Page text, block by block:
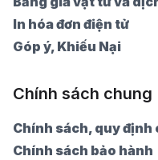
In hóa đơn điện tử
Góp ý, Khiếu Nại
Chính sách chung
Chính sách, quy định
Chính sách bảo hành